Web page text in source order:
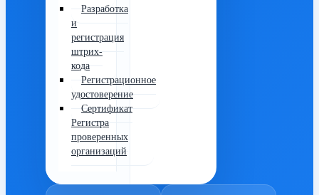
Разработка
и
регистрация
штрих-
кода
Регистрационное
удостоверение
Сертификат
Регистра
проверенных
организаций